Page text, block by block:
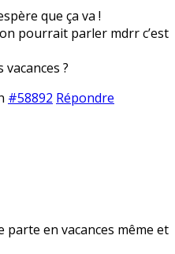
que ça va !
pourrait parler mdrr c’est
?
#58892 Répondre
parte en vacances même et